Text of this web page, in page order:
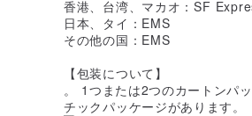
香港、台湾、マカオ：SF
日本、タイ：EMS
その他の国：EMS
【包装について】
。 1つまたは2つのカートンパ
チックパッケージがあります。